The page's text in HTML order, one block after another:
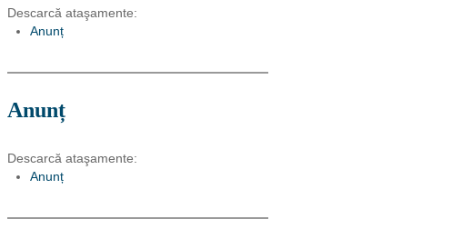
Descarcă ataşamente:
Anunț
Anunț
Descarcă ataşamente:
Anunț